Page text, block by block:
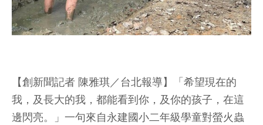
【創新聞記者 陳雅琪／台北報導】「希望現在的
我，及長大的我，都能看到你，及你的孩子，在這
邊閃亮。」一句來自永建國小二年級學童對螢火蟲